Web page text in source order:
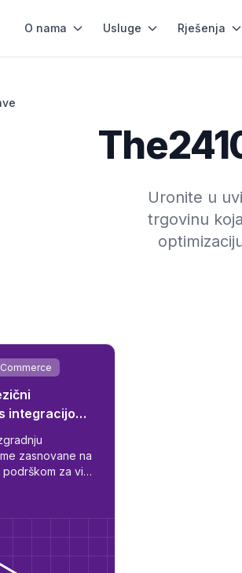
O nama Usluge Rješenja
Uronite u
trgovinu
integracijom
zasnovane na
za više